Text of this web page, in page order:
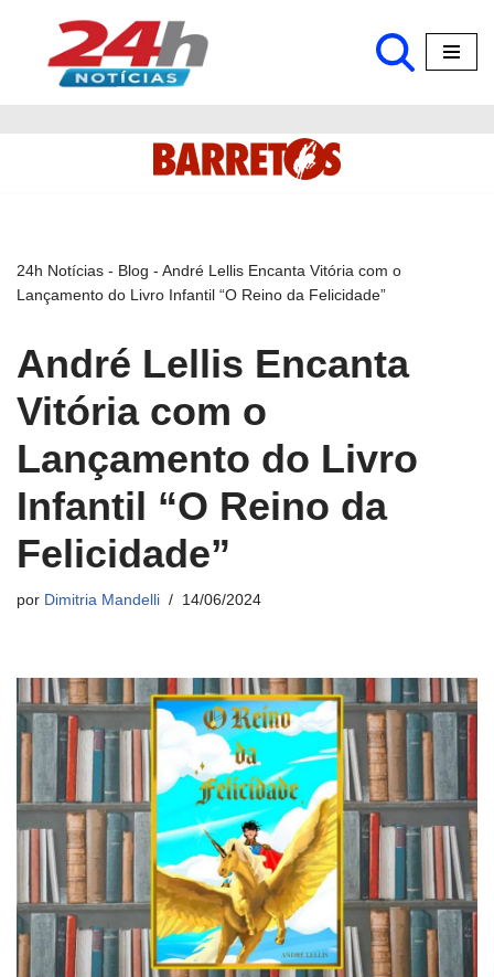
Pular
24h Notícias - Blog - André Lellis Encanta Vitória com o
Lançamento do Livro Infantil “O Reino da Felicidade”
André Lellis Encanta
Vitória com o
Lançamento do Livro
Infantil “O Reino da
Felicidade”
por Dimitria Mandelli 14/06/2024